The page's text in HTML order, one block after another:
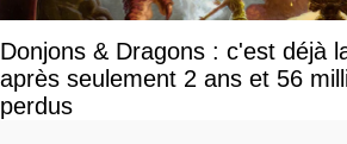
Donjons & Dragons : c'est déjà
après seulement 2 ans et 56
perdus